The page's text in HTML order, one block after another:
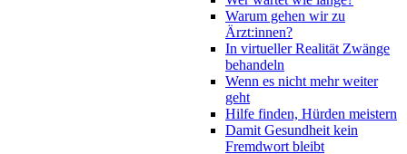
Warum gehen wir zu
Ärzt:innen?
In virtueller Realität Zwänge
behandeln
Wenn es nicht mehr weiter
geht
Hilfe finden, Hürden meistern
Damit Gesundheit kein
Fremdwort bleibt